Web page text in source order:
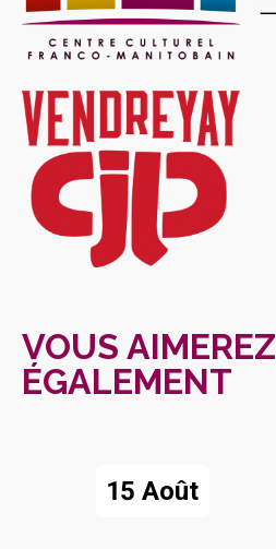
VOUS AIMEREZ
ÉGALEMENT
15 Août